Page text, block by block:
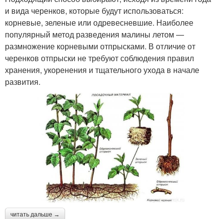
и вида черенков, которые будут использоваться:
корневые, зеленые или одревесневшие. Наиболее
популярный метод разведения малины летом —
размножение корневыми отпрысками. В отличие от
черенков отпрыски не требуют соблюдения правил
хранения, укоренения и тщательного ухода в начале
развития.
читать дальше →